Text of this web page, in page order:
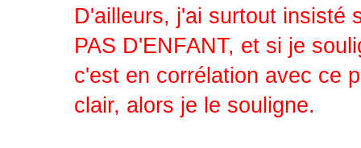
D'ailleurs, j'ai surtout insisté
PAS D'ENFANT, et si je
c'est en corrélation avec ce
clair, alors je le souligne.